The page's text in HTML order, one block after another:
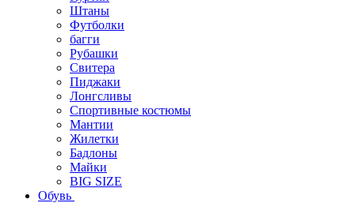
Штаны
Футболки
багги
Рубашки
Свитера
Пиджаки
Лонгсливы
Спортивные костюмы
Мантии
Жилетки
Бадлоны
Майки
BIG SIZE
Обувь